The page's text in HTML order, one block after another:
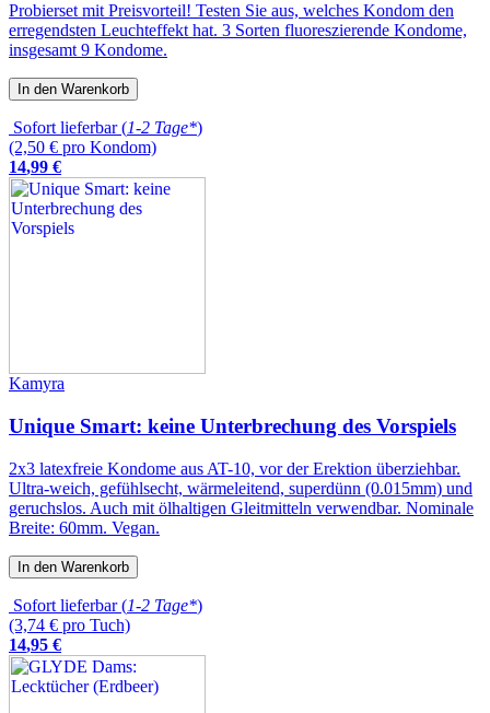
Probierset mit Preisvorteil! Testen Sie aus, welches Kondom den
erregendsten Leuchteffekt hat. 3 Sorten fluoreszierende Kondome,
insgesamt 9 Kondome.
In den Warenkorb
Sofort lieferbar (1-2 Tage*)
(2,50 € pro Kondom)
14,99 €
Kamyra
Unique Smart: keine Unterbrechung des Vorspiels
2x3 latexfreie Kondome aus AT-10, vor der Erektion überziehbar.
Ultra-weich, gefühlsecht, wärmeleitend, superdünn (0.015mm) und
geruchslos. Auch mit ölhaltigen Gleitmitteln verwendbar. Nominale
Breite: 60mm. Vegan.
In den Warenkorb
Sofort lieferbar (1-2 Tage*)
(3,74 € pro Tuch)
14,95 €